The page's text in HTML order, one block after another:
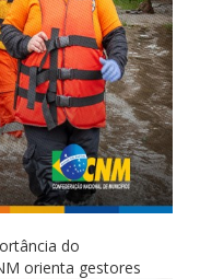
do
orienta gestores